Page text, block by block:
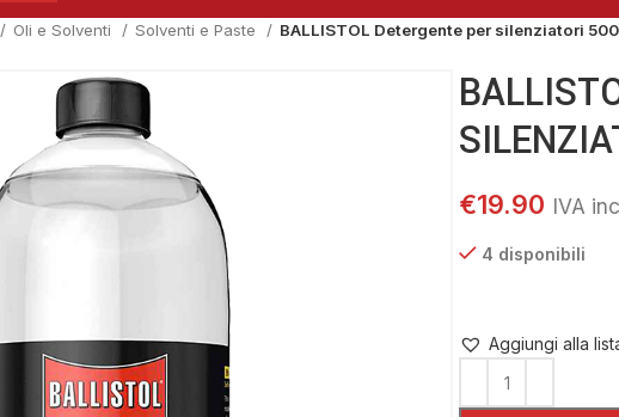
Oli e Solventi Solventi e Paste BALLISTOL Detergente per silenziatori
€19.90
4 disponibili
Aggiungi alla